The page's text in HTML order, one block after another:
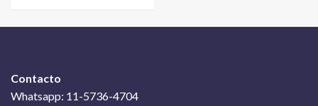
Contacto
Whatsapp: 11-5736-4704